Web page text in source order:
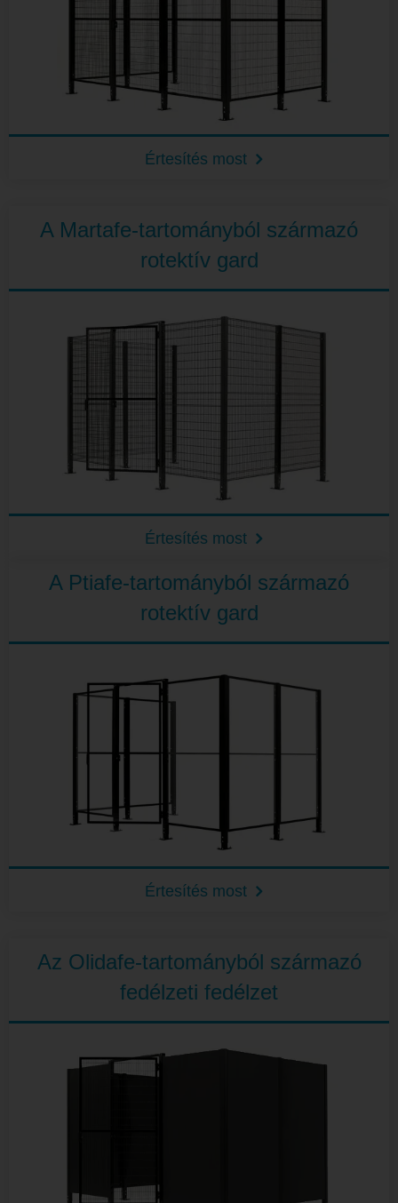
Értesítés most
A Martafe-tartományból származó
rotektív gard
Értesítés most
A Ptiafe-tartományból származó
rotektív gard
Értesítés most
Az Olidafe-tartományból származó
fedélzeti fedélzet